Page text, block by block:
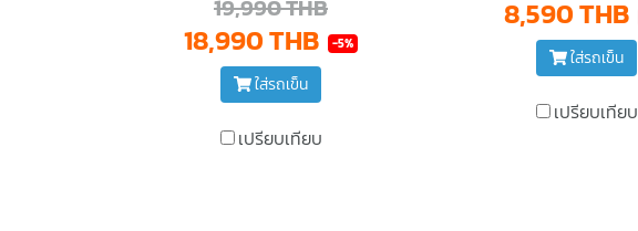
19,990 THB
18,990 THB -5%
ใส่รถเข็น
เปรียบเทียบ
8,590 THB
ใส่รถเข็น
เปรียบเทียบ